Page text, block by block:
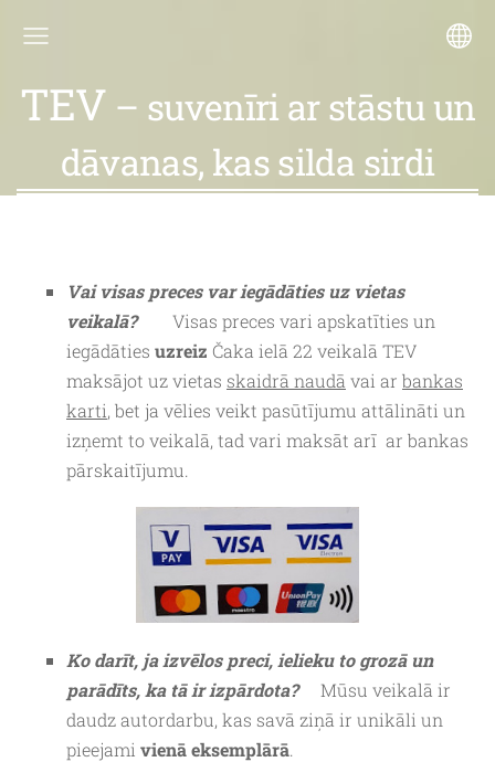
TEV – suvenīri ar stāstu un
dāvanas, kas silda sirdi
Vai visas preces var iegādāties uz vietas
veikalā?Visas preces vari apskatīties un
iegādāties uzreiz Čaka ielā 22 veikalā TEV
maksājot uz vietas skaidrā naudā vai ar bankas
karti, bet ja vēlies veikt pasūtījumu attālināti un
izņemt to veikalā, tad vari maksāt arī ar bankas
pārskaitījumu.
Ko darīt, ja izvēlos preci, ielieku to grozā un
parādīts, ka tā ir izpārdota?Mūsu veikalā ir
daudz autordarbu, kas savā ziņā ir unikāli un
pieejami vienā eksemplārā.